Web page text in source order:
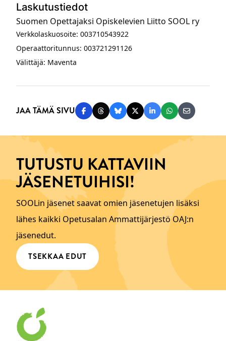
Laskutustiedot
Suomen Opettajaksi Opiskelevien Liitto SOOL ry
Verkkolaskuosoite: 003710543922
Operaattoritunnus: 003721291126
Välittäjä: Maventa
JAA TÄMÄ SIVU Jaa Facebookissa
Jaa Threadsissa
Jaa Blueskyssä
Jaa Twitterissä
Jaa LinkedInissä
Jaa Jaa
TUTUSTU KATTAVIIN
JÄSENETUIHISI!
SOOLin jäsenet saavat omien jäsenetujen lisäksi
lähes kaikki Opetusalan Ammattijärjestö OAJ:n
jäsenedut.
TSEKKAA EDUT